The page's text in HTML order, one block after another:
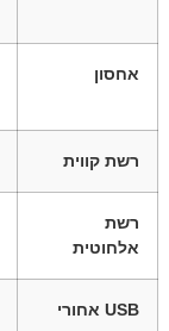
אחסון
רשת קווית
רשת
אלחוטית
USB אחורי